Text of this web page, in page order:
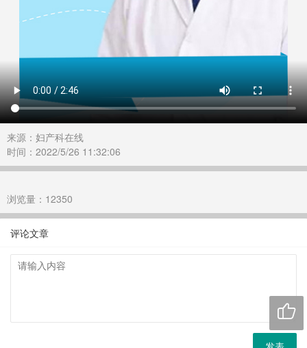
来源：妇产科在线
时间：2022/5/26 11:32:06
浏览量：12350
评论文章
